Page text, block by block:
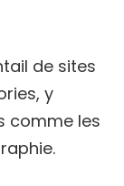
de sites
y
comme les